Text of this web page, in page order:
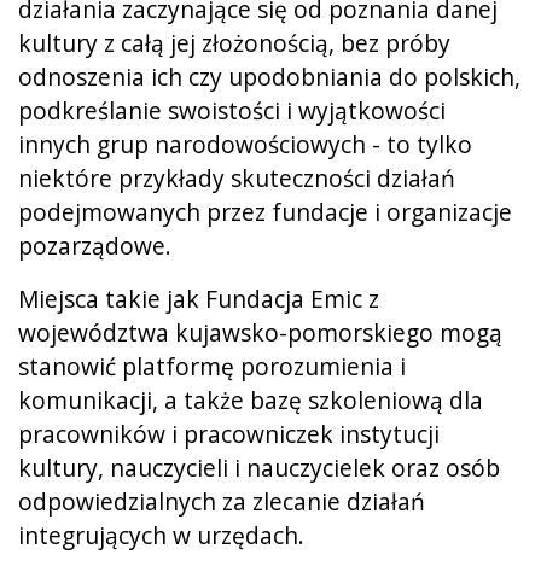
działania zaczynające się od poznania danej
kultury z całą jej złożonością, bez próby
odnoszenia ich czy upodobniania do polskich,
podkreślanie swoistości i wyjątkowości
innych grup narodowościowych - to tylko
niektóre przykłady skuteczności działań
podejmowanych przez fundacje i organizacje
pozarządowe.
Miejsca takie jak Fundacja Emic z
województwa kujawsko-pomorskiego mogą
stanowić platformę porozumienia i
komunikacji, a także bazę szkoleniową dla
pracowników i pracowniczek instytucji
kultury, nauczycieli i nauczycielek oraz osób
odpowiedzialnych za zlecanie działań
integrujących w urzędach.